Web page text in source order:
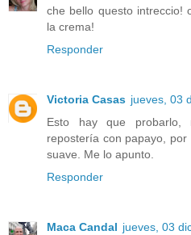
che bello questo intreccio!
la crema!
Responder
Victoria Casas jueves, 03
Esto hay que probarlo,
repostería con papayo,
suave. Me lo apunto.
Responder
Maca Candal jueves, 03